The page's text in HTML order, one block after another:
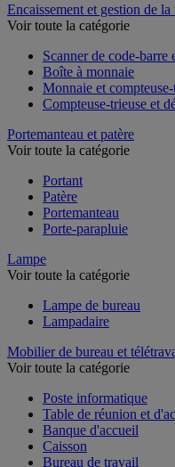
Encaissement et gestion de la
Voir toute la catégorie
Scanner de code-barre
Boîte à monnaie
Monnaie et
Compteuse-trieuse et
Portemanteau et patère
Voir toute la catégorie
Portant
Patère
Portemanteau
Porte-parapluie
Lampe
Voir toute la catégorie
Lampe de bureau
Lampadaire
Mobilier de bureau et
Voir toute la catégorie
Poste informatique
Table de réunion et
Banque d'accueil
Caisson
Bureau de travail